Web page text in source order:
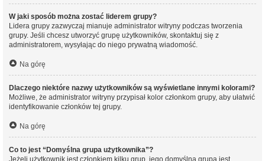
W jaki sposób można zostać liderem grupy?
Lidera grupy zazwyczaj mianuje administrator witryny podczas tworzenia
grupy. Jeśli chcesz utworzyć grupę użytkowników, skontaktuj się z
administratorem, wysyłając do niego prywatną wiadomość.
Na górę
Dlaczego niektóre nazwy użytkowników są wyświetlane innymi kolorami?
Możliwe, że administrator witryny przypisał kolor członkom grupy, aby ułatwić
identyfikowanie członków tej grupy.
Na górę
Co to jest “Domyślna grupa użytkownika”?
Jeżeli użytkownik jest członkiem kilku grup, jego domyślna grupa jest